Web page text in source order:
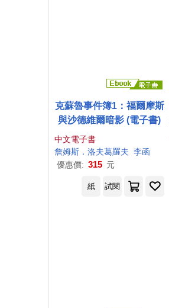
克蘇魯事件簿1：福爾摩斯
與沙德維爾暗影 (電子書)
中文電子書
詹姆斯．洛夫葛羅夫 李函
優惠價: 315 元
紙 試閱